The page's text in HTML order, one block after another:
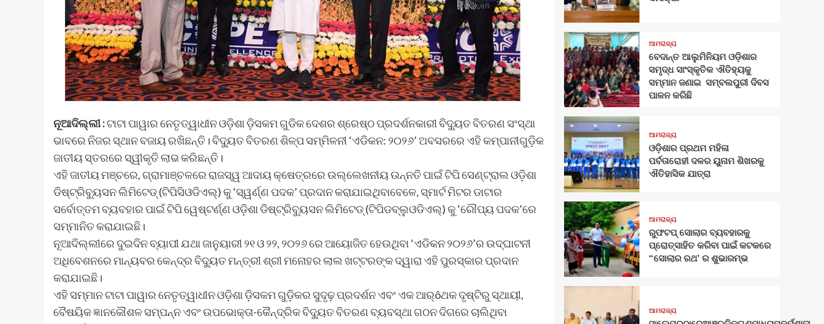
ନୂଆଦିଲ୍ଲୀ :ଟାଟା ପାୱାର ନେତୃତ୍ୱାଧୀନ ଓଡ଼ିଶା ଡ଼ିସକମ ଗୁଡିକ ଦେଶର ଶ୍ରେଷ୍ଠ ପ୍ରଦର୍ଶନକାରୀ ବିଦ୍ୟୁତ ବିତରଣ ସଂସ୍ଥା
ଭାବରେ ନିଜର ସ୍ଥାନ ବଜାୟ ରଖିଛନ୍ତି। ବିଦ୍ୟୁତ ବିତରଣ ଶିଳ୍ପ ସମ୍ମିଳନୀ ‘ଏଡିକନ: ୨୦୨୬’ ଅବସରରେ ଏହି କମ୍ପାନୀଗୁଡ଼ିକ
ଜାତୀୟ ସ୍ତରରେ ସ୍ୱୀକୃତି ଲାଭ କରିଛନ୍ତି।
ଏହି ଜାତୀୟ ମଞ୍ଚରେ, ଗ୍ରାମାଞ୍ଚଳରେ ରାଜସ୍ୱ ଆଦାୟ କ୍ଷେତ୍ରରେ ଉଲ୍ଲେଖନୀୟ ଉନ୍ନତି ପାଇଁ ଟିପି ସେଣ୍ଟ୍ରାଲ ଓଡ଼ିଶା
ଡିଷ୍ଟ୍ରିବ୍ୟୁସନ ଲିମିଟେଡ୍ (ଟିପିସିଓଡିଏଲ୍‌) କୁ ‘ସ୍ୱର୍ଣ୍ଣ ପଦକ’ ପ୍ରଦାନ କରାଯାଇଥିବାବେଳେ, ସ୍ମାର୍ଟ ମିଟର ଡାଟାର
ସର୍ବୋତ୍ତମ ବ୍ୟବହାର ପାଇଁ ଟିପି ୱେଷ୍ଟର୍ଣ୍ଣ ଓଡ଼ିଶା ଡିଷ୍ଟ୍ରିବ୍ୟୁସନ ଲିମିଟେଡ୍ (ଟିପିଡବ୍ଲୁଓଡିଏଲ୍‌) କୁ ‘ରୌପ୍ୟ ପଦକ’ରେ
ସମ୍ମାନିତ କରାଯାଇଛି।
ନୂଆଦିଲ୍ଲୀରେ ଦୁଇଦିନ ବ୍ୟାପୀ ଯଥା ଜାନୁୟାରୀ ୨୧ ଓ ୨୨, ୨୦୨୬ ରେ ଆୟୋଜିତ ହେଉଥିବା ‘ଏଡିକନ ୨୦୨୬’ର ଉଦ୍‌ଘାଟନୀ
ଅଧିବେଶନରେ ମାନ୍ୟବର କେନ୍ଦ୍ର ବିଦ୍ୟୁତ ମନ୍ତ୍ରୀ ଶ୍ରୀ ମନୋହର ଲାଲ ଖଟ୍ଟରଙ୍କ ଦ୍ୱାରା ଏହି ପୁରସ୍କାର ପ୍ରଦାନ
କରାଯାଇଛି।
ଏହି ସମ୍ମାନ ଟାଟା ପାୱାର ନେତୃତ୍ୱାଧୀନ ଓଡ଼ିଶା ଡ଼ିସକମ ଗୁଡ଼ିକର ସୁଦୃଢ଼ ପ୍ରଦର୍ଶନ ଏବଂ ଏକ ଆର୍ôଥକ ଦୃଷ୍ଟିରୁ ସ୍ଥାୟୀ,
ବୈଷୟିକ ଜ୍ଞାନକୌଶଳ ସମ୍ପନ୍ନ ଏବଂ ଉପଭୋକ୍ତା-କୈନ୍ଦ୍ରିକ ବିଦ୍ୟୁତ ବିତରଣ ବ୍ୟବସ୍ଥା ଗଠନ ଦିଗରେ ଚାଲିଥିବା
ଆମରାଜ୍ୟ
ବେଦାନ୍ତ ଆଲୁମିନିୟମ ଓଡ଼ିଶାର
ସମୃଦ୍ଧ ସାଂସ୍କୃତିକ ଐତିହ୍ୟକୁ
ସମ୍ମାନ ଜଣାଇ ସମ୍ବଲପୁରୀ ଦିବସ
ପାଳନ କରିଛି
ଆମରାଜ୍ୟ
ଓଡ଼ିଶାର ପ୍ରଥମ ମହିଳା
ପର୍ବତାରୋହୀ ଦଳର ୟୁନାମ ଶିଖରକୁ
ଐତିହାସିକ ଯାତ୍ରା
ଆମରାଜ୍ୟ
ରୁଫଟପ୍ ସୋଲାର ବ୍ୟବହାରକୁ
ପ୍ରୋତ୍ସାହିତ କରିବା ପାଇଁ କଟକରେ
“ସୋଲାର ରଥ’ ର ଶୁଭାରମ୍ଭ
ଆମରାଜ୍ୟ